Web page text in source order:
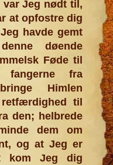
var Jeg nødt til,
at opfostre dig
havde gemt
døende
Føde til
fangerne fra
Himlen
til
den; helbrede
dem om
og at Jeg er
kom Jeg dig